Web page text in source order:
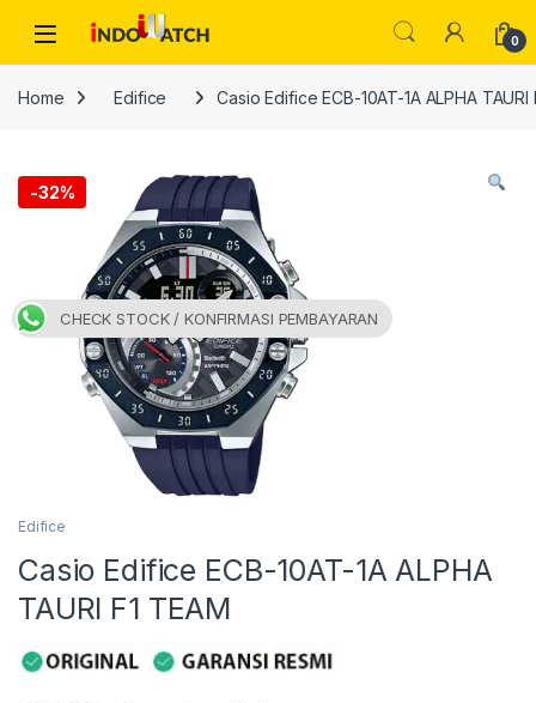
Open 0
Home Edifice Casio Edifice ECB-10AT-1A ALPHA TAURI
-32%
Edifice
Casio Edifice ECB-10AT-1A ALPHA
TAURI F1 TEAM
CHECK STOCK / KONFIRMASI PEMBAYARAN